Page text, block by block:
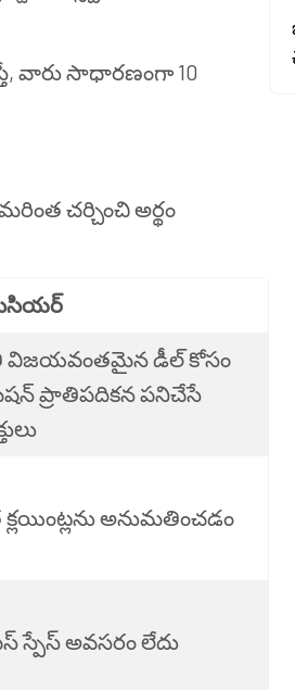
వారు సాధారణంగా 10
చర్చించి అర్థం
విజయవంతమైన డీల్ కోసం
ప్రాతిపదికన పనిచేసే
క్లయింట్లను అనుమతించడం
స్పేస్ అవసరం లేదు